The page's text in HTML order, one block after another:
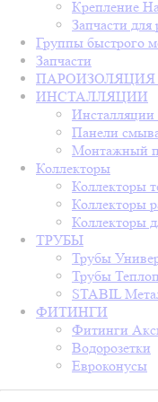
Крепление
Запчасти для
Группы быстрого
Запчасти
ПАРОИЗОЛЯЦИЯ
ИНСТАЛЛЯЦИИ
Панели
Монтажный
Коллекторы
Коллекторы
Коллекторы
Коллекторы
ТРУБЫ
Трубы
Трубы
STABIL
ФИТИНГИ
Фитинги
Водорозетки
Евроконусы